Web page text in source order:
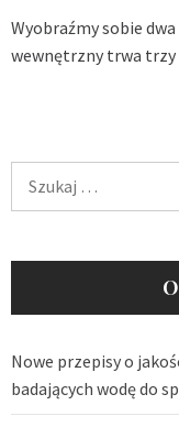
Wyobraźmy sobie
wewnętrzny trwa trzy
Nowe przepisy o
badających wodę do